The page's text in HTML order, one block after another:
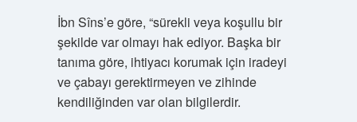
İbn Sîns’e göre, “sürekli veya koşullu bir
şekilde var olmayı hak ediyor. Başka bir
tanıma göre, ihtiyacı korumak için iradeyi
ve çabayı gerektirmeyen ve zihinde
kendiliğinden var olan bilgilerdir.